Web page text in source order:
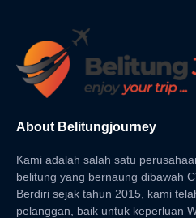
About Belitungjourney
Kami adalah salah satu
belitung yang bernaung dibawah
Berdiri sejak tahun 2015, kami
pelanggan, baik untuk keperluan